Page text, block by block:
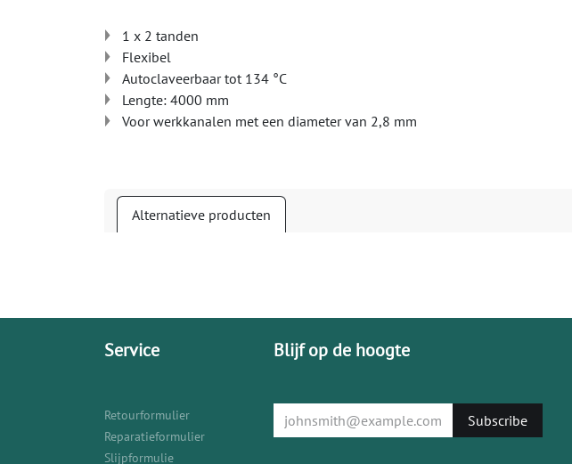
1 x 2 tanden
Flexibel
Autoclaveerbaar tot 134 °C
Lengte: 4000 mm
Voor werkkanalen met een diameter van 2,8 mm
Alternatieve producten
Service
Retourformulier
Reparatieformulier
Slijpformulie
Blijf op de hoogte
Subscribe